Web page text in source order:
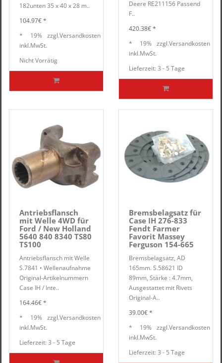
182unten 35 x 40 x 28 m..
104.97€ *
*
inkl.
19%
MwSt.
zzgl.Versandkosten
Nicht Vorrätig
Deere RE211156 Passend
F..
420.38€ *
*
inkl.
19%
MwSt.
zzgl.Versandkosten
Lieferzeit: 3 - 5 Tage
Antriebsflansch
mit Welle 4WD für
Ford / New Holland
5640 840 8340 TS80
TS100
Antriebsflansch mit Welle
S.7841 • Wellenaufnahme
Original-Artikelnummern
Case IH / Inte..
164.46€ *
*
inkl.
19%
MwSt.
zzgl.Versandkosten
Lieferzeit: 3 - 5 Tage
Bremsbelagsatz für
Case IH 276-833
Fendt Farmer
Favorit Massey
Ferguson 154-665
Bremsbelagsatz, AD
165mm. S.58621 ID
89mm, Stärke : 4.7mm,
Ausgestattet mit Rivets
Original-A..
39.00€ *
*
inkl.
19%
MwSt.
zzgl.Versandkosten
Lieferzeit: 3 - 5 Tage